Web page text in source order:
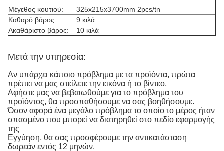
Μέγεθος κουτιού:
325x215x3700mm 2pcs/tn
Καθαρό βάρος:
9 κιλά
Ακαθάριστο βάρος:
10 κιλά
Μετά την υπηρεσία:
Αν υπάρχει κάποιο πρόβλημα με τα προϊόντα, πρώτα
πρέπει να μας στείλετε την εικόνα ή το βίντεο,
Αφήστε μας να βεβαιωθούμε για το πρόβλημα του
προϊόντος, θα προσπαθήσουμε να σας βοηθήσουμε.
Όσον αφορά ένα μεγάλο πρόβλημα το οποίο το μέρος ήταν
σπασμένο που μπορεί να διατηρηθεί στο πεδίο εφαρμογής
της
Εγγύηση, θα σας προσφέρουμε την αντικατάσταση
δωρεάν εντός 12 μηνών.